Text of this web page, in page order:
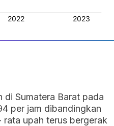
di Sumatera Barat pada
per jam dibandingkan
upah terus bergerak